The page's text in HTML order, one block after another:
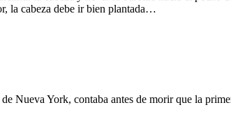
la cabeza debe ir bien plantada…
Nueva York, contaba antes de morir que la